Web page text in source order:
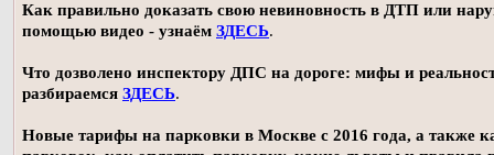
Как правильно доказать свою невиновность в ДТП или
помощью видео - узнаём ЗДЕСЬ.
Что дозволено инспектору ДПС на дороге: мифы и
разбираемся ЗДЕСЬ.
Новые тарифы на парковки в Москве с 2016 года, а также